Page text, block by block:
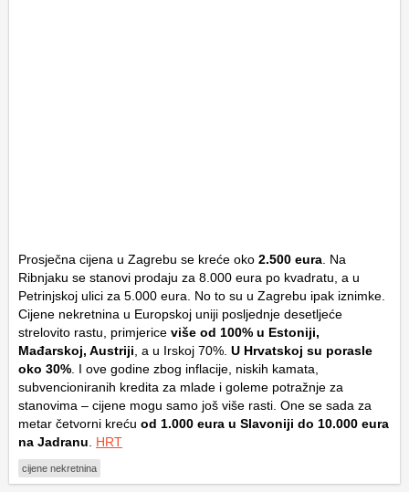
Prosječna cijena u Zagrebu se kreće oko 2.500 eura . Na
Ribnjaku se stanovi prodaju za 8.000 eura po kvadratu, a u
Petrinjskoj ulici za 5.000 eura. No to su u Zagrebu ipak iznimke.
Cijene nekretnina u Europskoj uniji posljednje desetljeće
strelovito rastu, primjerice više od 100% u Estoniji,
Mađarskoj, Austriji , a u Irskoj 70%. U Hrvatskoj su porasle
oko 30% . I ove godine zbog inflacije, niskih kamata,
subvencioniranih kredita za mlade i goleme potražnje za
stanovima – cijene mogu samo još više rasti. One se sada za
metar četvorni kreću od 1.000 eura u Slavoniji do 10.000 eura
na Jadranu
HRT
cijene nekretnina